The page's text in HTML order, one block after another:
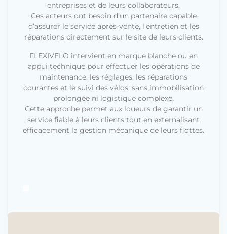
entreprises et de leurs collaborateurs.
Ces acteurs ont besoin d’un partenaire capable
d’assurer le service après-vente, l’entretien et les
réparations directement sur le site de leurs clients.
FLEXIVELO intervient en marque blanche ou en
appui technique pour effectuer les opérations de
maintenance, les réglages, les réparations
courantes et le suivi des vélos, sans immobilisation
prolongée ni logistique complexe.
Cette approche permet aux loueurs de garantir un
service fiable à leurs clients tout en externalisant
efficacement la gestion mécanique de leurs flottes.